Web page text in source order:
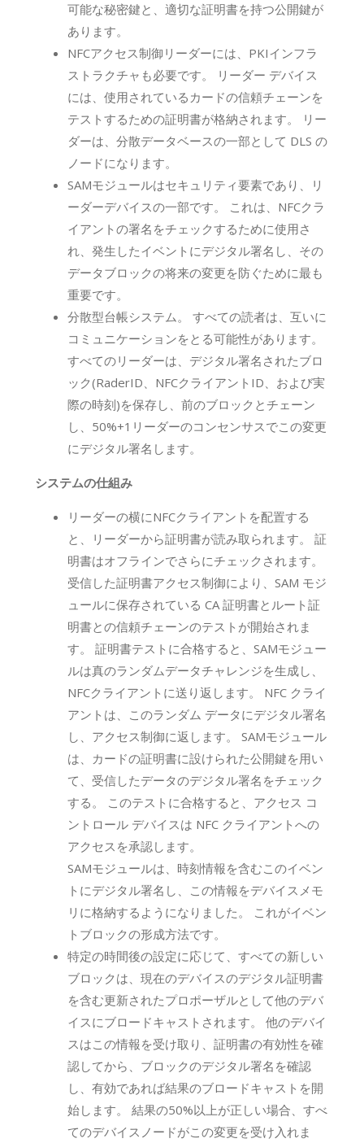
可能な秘密鍵と、適切な証明書を持つ公開鍵が
あります。
NFCアクセス制御リーダーには、PKIインフラ
ストラクチャも必要です。 リーダー デバイス
には、使用されているカードの信頼チェーンを
テストするための証明書が格納されます。 リー
ダーは、分散データベースの一部として DLS の
ノードになります。
SAMモジュールはセキュリティ要素であり、リ
ーダーデバイスの一部です。 これは、NFCクラ
イアントの署名をチェックするために使用さ
れ、発生したイベントにデジタル署名し、その
データブロックの将来の変更を防ぐために最も
重要です。
分散型台帳システム。 すべての読者は、互いに
コミュニケーションをとる可能性があります。
すべてのリーダーは、デジタル署名されたブロ
ック(RaderID、NFCクライアントID、および実
際の時刻)を保存し、前のブロックとチェーン
し、50%+1リーダーのコンセンサスでこの変更
にデジタル署名します。
システムの仕組み
リーダーの横にNFCクライアントを配置する
と、リーダーから証明書が読み取られます。 証
明書はオフラインでさらにチェックされます。
受信した証明書アクセス制御により、SAM モジ
ュールに保存されている CA 証明書とルート証
明書との信頼チェーンのテストが開始されま
す。 証明書テストに合格すると、SAMモジュー
ルは真のランダムデータチャレンジを生成し、
NFCクライアントに送り返します。 NFC クライ
アントは、このランダム データにデジタル署名
し、アクセス制御に返します。 SAMモジュール
は、カードの証明書に設けられた公開鍵を用い
て、受信したデータのデジタル署名をチェック
する。 このテストに合格すると、アクセス コ
ントロール デバイスは NFC クライアントへの
アクセスを承認します。
SAMモジュールは、時刻情報を含むこのイベン
トにデジタル署名し、この情報をデバイスメモ
リに格納するようになりました。 これがイベン
トブロックの形成方法です。
特定の時間後の設定に応じて、すべての新しい
ブロックは、現在のデバイスのデジタル証明書
を含む更新されたプロポーザルとして他のデバ
イスにブロードキャストされます。 他のデバイ
スはこの情報を受け取り、証明書の有効性を確
認してから、ブロックのデジタル署名を確認
し、有効であれば結果のブロードキャストを開
始します。 結果の50%以上が正しい場合、すべ
てのデバイスノードがこの変更を受け入れま